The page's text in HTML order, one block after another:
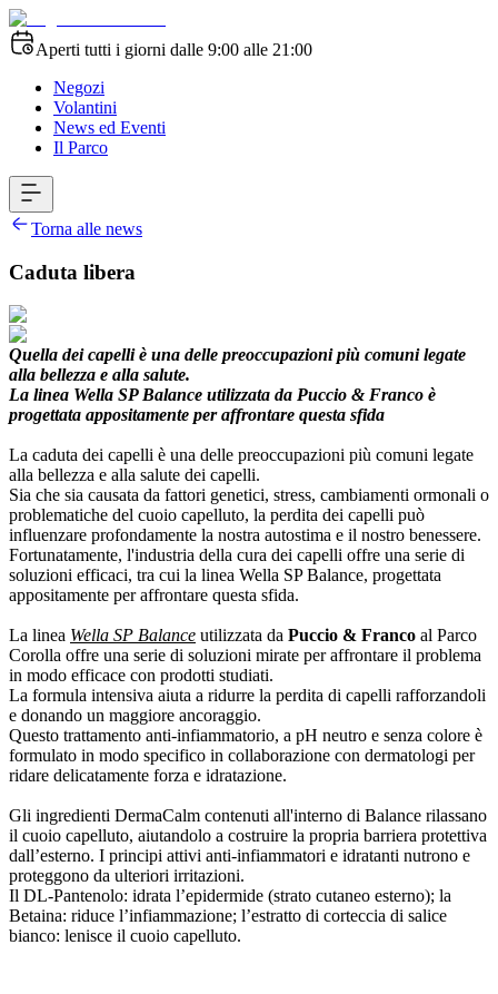
Aperti tutti i giorni dalle 9:00 alle 21:00
Negozi
Volantini
News ed Eventi
Il Parco
Torna alle news
Caduta libera
Quella dei capelli è una delle preoccupazioni più comuni legate
alla bellezza e alla salute.
La linea Wella SP Balance utilizzata da Puccio & Franco è
progettata appositamente per affrontare questa sfida
La caduta dei capelli è una delle preoccupazioni più comuni legate
alla bellezza e alla salute dei capelli.
Sia che sia causata da fattori genetici, stress, cambiamenti ormonali o
problematiche del cuoio capelluto, la perdita dei capelli può
influenzare profondamente la nostra autostima e il nostro benessere.
Fortunatamente, l'industria della cura dei capelli offre una serie di
soluzioni efficaci, tra cui la linea Wella SP Balance, progettata
appositamente per affrontare questa sfida.
La linea Wella SP Balance utilizzata da Puccio & Franco al Parco
Corolla offre una serie di soluzioni mirate per affrontare il problema
in modo efficace con prodotti studiati.
La formula intensiva aiuta a ridurre la perdita di capelli rafforzandoli
e donando un maggiore ancoraggio.
Questo trattamento anti-infiammatorio, a pH neutro e senza colore è
formulato in modo specifico in collaborazione con dermatologi per
ridare delicatamente forza e idratazione.
Gli ingredienti DermaCalm contenuti all'interno di Balance rilassano
il cuoio capelluto, aiutandolo a costruire la propria barriera protettiva
dall’esterno. I principi attivi anti-infiammatori e idratanti nutrono e
proteggono da ulteriori irritazioni.
Il DL-Pantenolo: idrata l’epidermide (strato cutaneo esterno); la
Betaina: riduce l’infiammazione; l’estratto di corteccia di salice
bianco: lenisce il cuoio capelluto.